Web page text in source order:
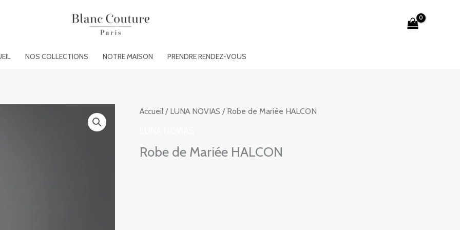
NOS COLLECTIONS NOTRE MAISON PRENDRE RENDEZ-VOUS
Accueil/ LUNA NOVIAS / Robe de Mariée HALCON
Robe de Mariée HALCON